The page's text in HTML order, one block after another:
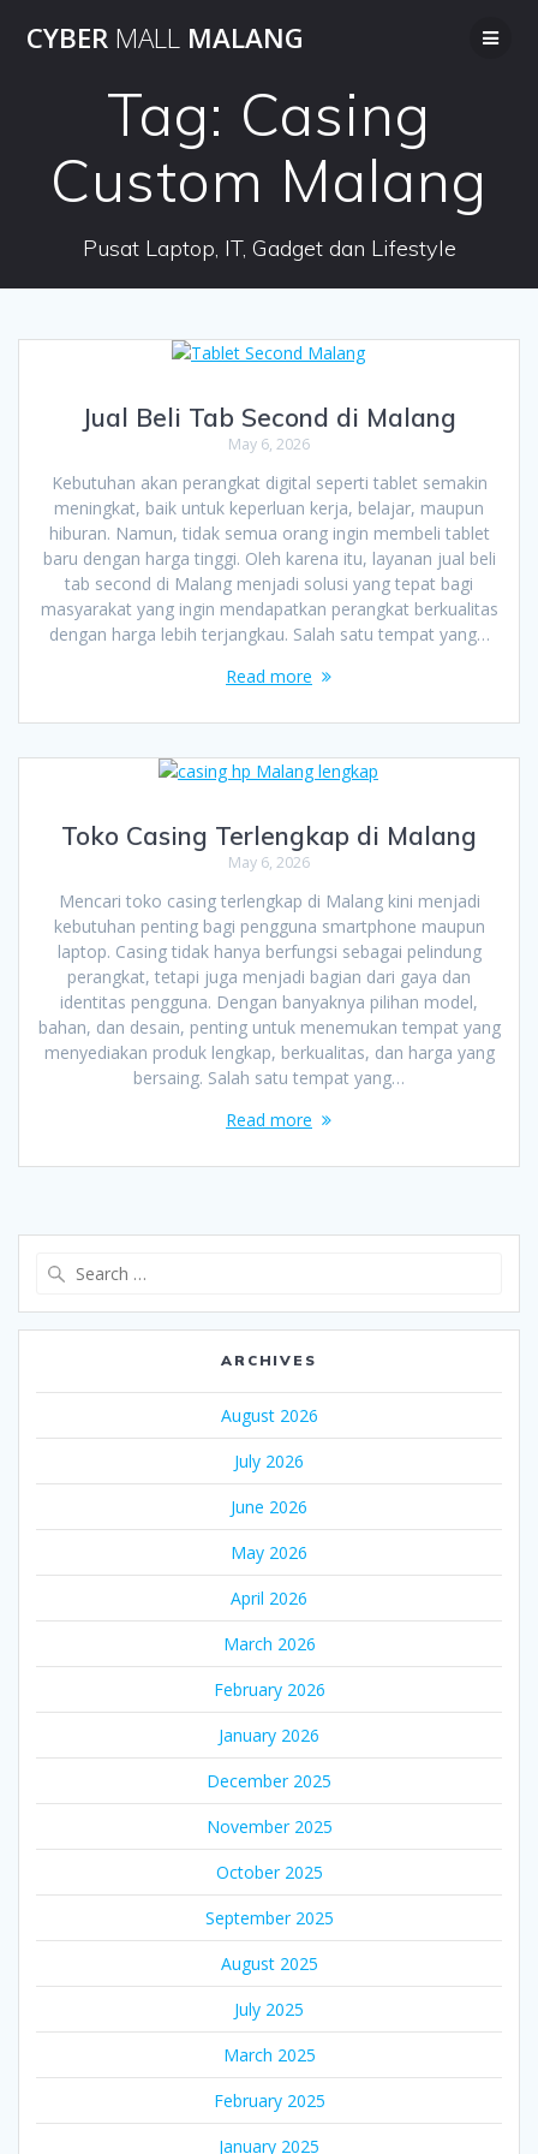
to
CYBER MALL MALANG
Tag: Casing
Custom Malang
Pusat Laptop, IT, Gadget dan Lifestyle
Jual Beli Tab Second di Malang
May 6, 2026
Kebutuhan akan perangkat digital seperti tablet semakin
meningkat, baik untuk keperluan kerja, belajar, maupun
hiburan. Namun, tidak semua orang ingin membeli tablet
baru dengan harga tinggi. Oleh karena itu, layanan jual beli
tab second di Malang menjadi solusi yang tepat bagi
masyarakat yang ingin mendapatkan perangkat berkualitas
dengan harga lebih terjangkau. Salah satu tempat yang…
Read more
Toko Casing Terlengkap di Malang
May 6, 2026
Mencari toko casing terlengkap di Malang kini menjadi
kebutuhan penting bagi pengguna smartphone maupun
laptop. Casing tidak hanya berfungsi sebagai pelindung
perangkat, tetapi juga menjadi bagian dari gaya dan
identitas pengguna. Dengan banyaknya pilihan model,
bahan, dan desain, penting untuk menemukan tempat yang
menyediakan produk lengkap, berkualitas, dan harga yang
bersaing. Salah satu tempat yang…
Read more
ARCHIVES
August 2026
July 2026
June 2026
May 2026
April 2026
March 2026
February 2026
January 2026
December 2025
November 2025
October 2025
September 2025
August 2025
July 2025
March 2025
February 2025
January 2025